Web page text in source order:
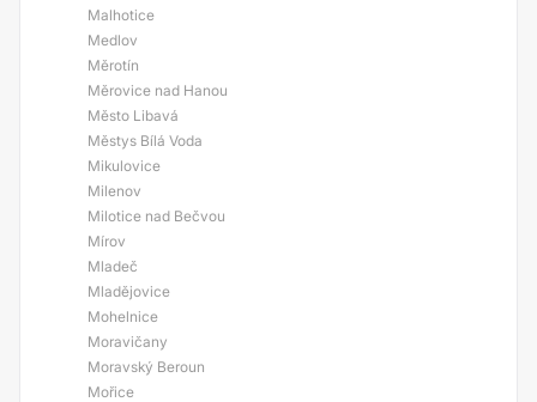
Malhotice
Medlov
Měrotín
Měrovice nad Hanou
Město Libavá
Městys Bílá Voda
Mikulovice
Milenov
Milotice nad Bečvou
Mírov
Mladeč
Mladějovice
Mohelnice
Moravičany
Moravský Beroun
Mořice